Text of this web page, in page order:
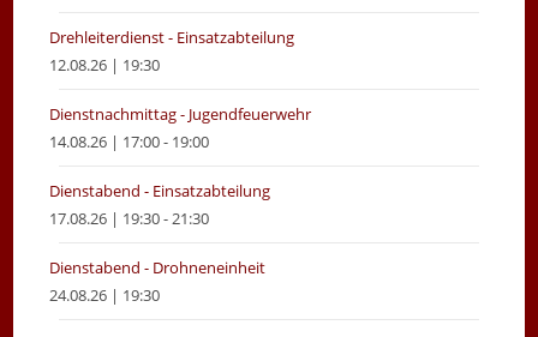
Drehleiterdienst - Einsatzabteilung
12.08.26 | 19:30
Dienstnachmittag - Jugendfeuerwehr
14.08.26 | 17:00 - 19:00
Dienstabend - Einsatzabteilung
17.08.26 | 19:30 - 21:30
Dienstabend - Drohneneinheit
24.08.26 | 19:30